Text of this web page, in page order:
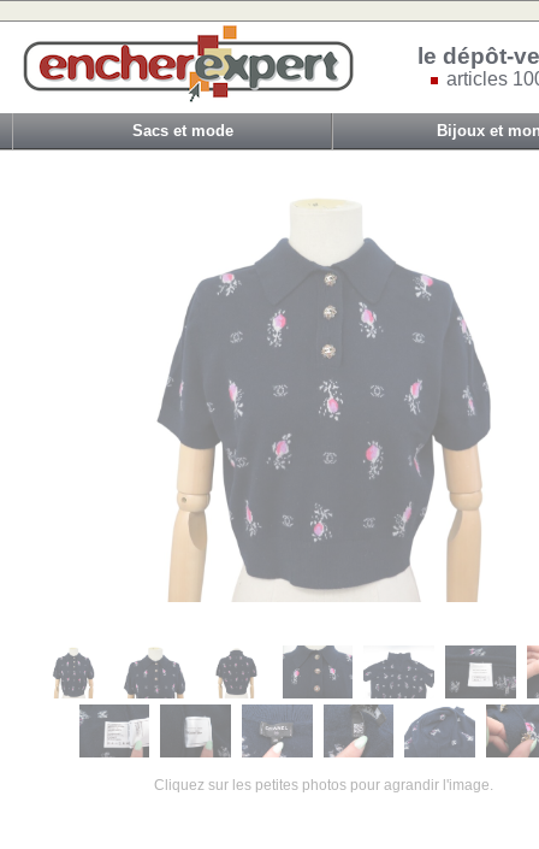
le dépôt-
articles
Sacs et mode Bijoux et
Cliquez sur les petites photos pour agrandir l'image.